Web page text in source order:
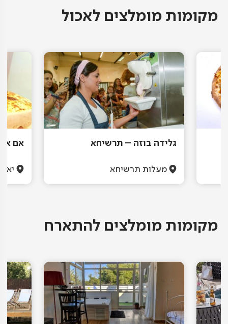
מקומות מומלצים לאכול
גלידה בוזה – תרשיחא
מעלות תרשיחא
אם
מקומות מומלצים להתארח